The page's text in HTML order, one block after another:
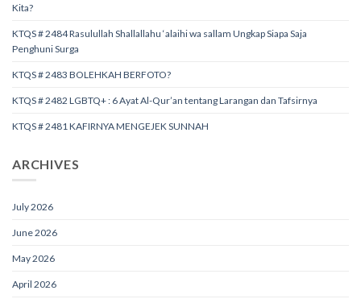
Kita?
KTQS # 2484 Rasulullah Shallallahu ‘alaihi wa sallam Ungkap Siapa Saja
Penghuni Surga
KTQS # 2483 BOLEHKAH BERFOTO?
KTQS # 2482 LGBTQ+ : 6 Ayat Al-Qur’an tentang Larangan dan Tafsirnya
KTQS # 2481 KAFIRNYA MENGEJEK SUNNAH
ARCHIVES
July 2026
June 2026
May 2026
April 2026